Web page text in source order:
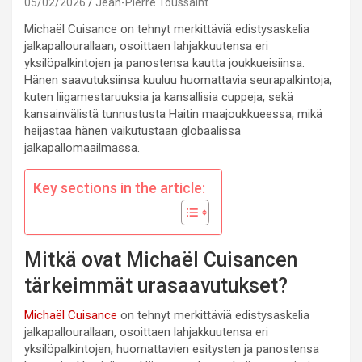
Michaël Cuisance on tehnyt merkittäviä edistysaskelia
jalkapallourallaan, osoittaen lahjakkuutensa eri
yksilöpalkintojen ja panostensa kautta joukkueisiinsa.
Hänen saavutuksiinsa kuuluu huomattavia seurapalkintoja,
kuten liigamestaruuksia ja kansallisia cuppeja, sekä
kansainvälistä tunnustusta Haitin maajoukkueessa, mikä
heijastaa hänen vaikutustaan globaalissa
jalkapallomaailmassa.
Key sections in the article:
Mitkä ovat Michaël Cuisancen
tärkeimmät urasaavutukset?
Michaël Cuisance on tehnyt merkittäviä edistysaskelia
jalkapallourallaan, osoittaen lahjakkuutensa eri
yksilöpalkintojen, huomattavien esitysten ja panostensa